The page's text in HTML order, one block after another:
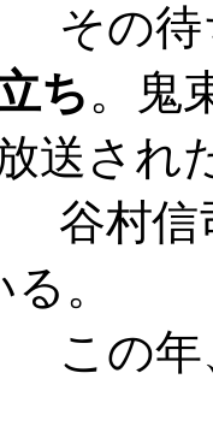
間
ち。鬼
送され
西
。
和